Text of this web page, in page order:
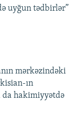
uyğun tədbirlər”
mərkəzindəki
ın
hakimiyyətdə